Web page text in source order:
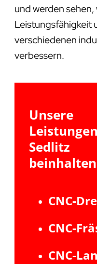
und werden sehen,
Leistungsfähigkeit
verschiedenen
verbessern.
Unsere
Sedlitz
CNC-
CNC-
CNC-